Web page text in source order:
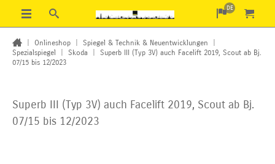
DE
Onlineshop Spiegel & Technik & Neuentwicklungen
Spezialspiegel
Skoda
Superb III (Typ 3V) auch Facelift 2019, Scout ab Bj.
07/15 bis 12/2023
Superb III (Typ 3V) auch Facelift 2019, Scout ab Bj.
07/15 bis 12/2023